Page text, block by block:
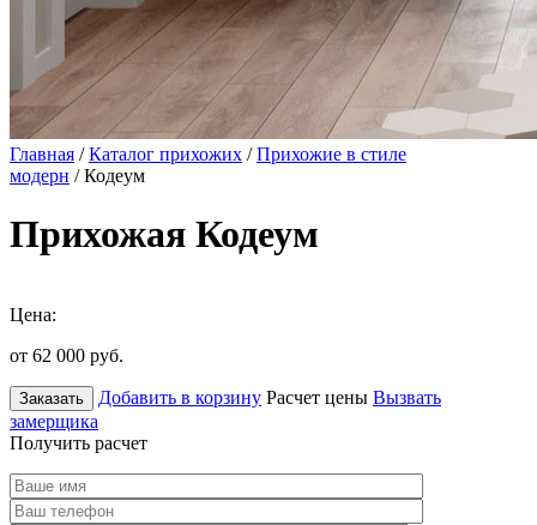
Главная /Каталог прихожих /Прихожие в стиле
модерн / Кодеум
Прихожая Кодеум
Цена:
от 62 000 руб.
Заказать Добавить в корзину Расчет цены Вызвать
замерщика
Получить расчет